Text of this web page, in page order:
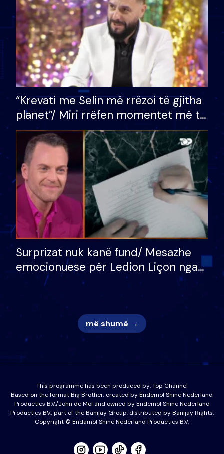
“Krevati me Selin më rrëzoi të gjitha
planet”/ Miri rrëfen momentet më të
bukura në shtëpinë e BB VIP: Do më
mungojë zilja e mëngjesit kur…
Surprizat nuk kanë fund/ Mesazhe
emocionuese për Ledion Liçon nga
nëna dhe fëmijët e tij, moderatori
nuk i mban dot lotët: Nuk meritoj…
më shumë →
This programme has been produced by:Top Channel
Based on the format Big Brother, created by Endemol Shine Nederland
Producties B.V./John de Mol and owned by Endemol Shine Nederland
Producties BV., part of the Banijay Group, distributed by Banijay Rights.
Copyright © Endamol Shine Nederland Producties B.V.